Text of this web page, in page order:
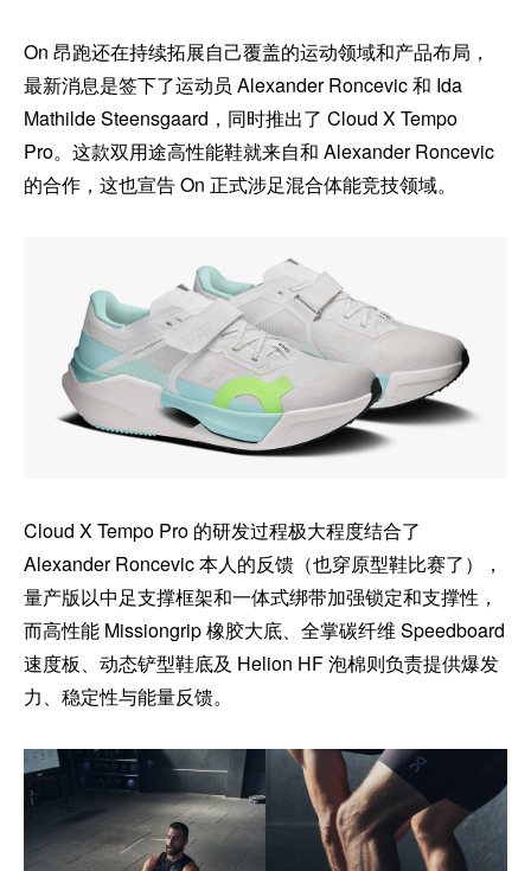
On 昂跑还在持续拓展自己覆盖的运动领域和产品布局，
最新消息是签下了运动员 Alexander Roncevic 和 Ida
Mathilde Steensgaard，同时推出了 Cloud X Tempo
Pro。这款双用途高性能鞋就来自和 Alexander Roncevic
的合作，这也宣告 On 正式涉足混合体能竞技领域。
Cloud X Tempo Pro 的研发过程极大程度结合了
Alexander Roncevic 本人的反馈（也穿原型鞋比赛了），
量产版以中足支撑框架和一体式绑带加强锁定和支撑性，
而高性能 Missiongrip 橡胶大底、全掌碳纤维 Speedboard
速度板、动态铲型鞋底及 Helion HF 泡棉则负责提供爆发
力、稳定性与能量反馈。